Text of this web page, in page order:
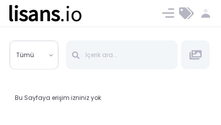
lisans.io Ücret ve Planlar
Tümü
Bu Sayfaya erişim izniniz yok